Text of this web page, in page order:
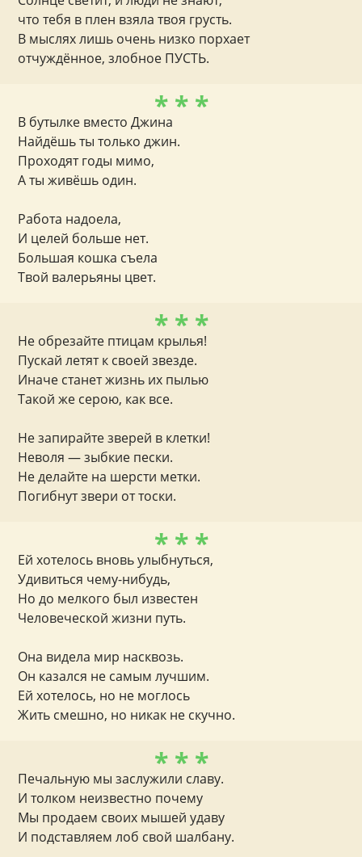
что тебя в плен взяла твоя грусть.
В мыслях лишь очень низко порхает
отчуждённое, злобное ПУСТЬ.
* * *
В бутылке вместо Джина
Найдёшь ты только джин.
Проходят годы мимо,
А ты живёшь один.
Работа надоела,
И целей больше нет.
Большая кошка съела
Твой валерьяны цвет.
* * *
Не обрезайте птицам крылья!
Пускай летят к своей звезде.
Иначе станет жизнь их пылью
Такой же серою, как все.
Не запирайте зверей в клетки!
Неволя — зыбкие пески.
Не делайте на шерсти метки.
Погибнут звери от тоски.
* * *
Ей хотелось вновь улыбнуться,
Удивиться чему-нибудь,
Но до мелкого был известен
Человеческой жизни путь.
Она видела мир насквозь.
Он казался не самым лучшим.
Ей хотелось, но не моглось
Жить смешно, но никак не скучно.
* * *
Печальную мы заслужили славу.
И толком неизвестно почему
Мы продаем своих мышей удаву
И подставляем лоб свой шалбану.